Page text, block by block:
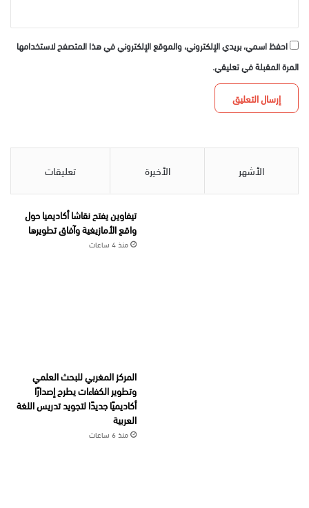
احفظ اسمي، بريدي الإلكتروني، والموقع الإلكتروني في هذا المتصفح لاستخدامها
المرة المقبلة في تعليقي.
الأشهر الأخيرة تعليقات
تيفاوين يفتح نقاشا أكاديميا حول
واقع الأمازيغية وآفاق تطويرها
منذ 4 ساعات
المركز المغربي للبحث العلمي
وتطوير الكفاءات يطرح إصدارًا
أكاديميًا جديدًا لتجويد تدريس اللغة
العربية
منذ 6 ساعات